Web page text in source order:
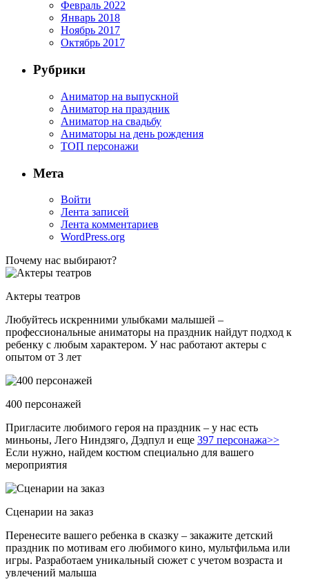
Февраль 2022
Январь 2018
Ноябрь 2017
Октябрь 2017
Рубрики
Аниматор на выпускной
Аниматор на праздник
Аниматор на свадьбу
Аниматоры на день рождения
ТОП персонажи
Мета
Войти
Лента записей
Лента комментариев
WordPress.org
Почему нас выбирают?
Актеры театров
Любуйтесь искренними улыбками малышей –
профессиональные аниматоры на праздник найдут подход к
ребенку с любым характером. У нас работают актеры с
опытом от 3 лет
400 персонажей
Пригласите любимого героя на праздник – у нас есть
миньоны, Лего Ниндзяго, Дэдпул и еще 397 персонажа>>
Если нужно, найдем костюм специально для вашего
мероприятия
Сценарии на заказ
Перенесите вашего ребенка в сказку – закажите детский
праздник по мотивам его любимого кино, мультфильма или
игры. Разработаем уникальный сюжет с учетом возраста и
увлечений малыша